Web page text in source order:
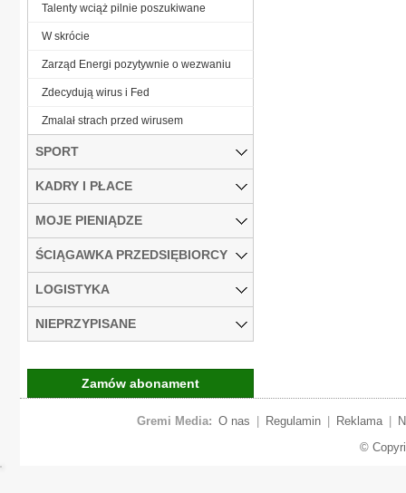
Talenty wciąż pilnie poszukiwane
W skrócie
Zarząd Energi pozytywnie o wezwaniu
Zdecydują wirus i Fed
Zmalał strach przed wirusem
SPORT
KADRY I PŁACE
MOJE PIENIĄDZE
ŚCIĄGAWKA PRZEDSIĘBIORCY
LOGISTYKA
NIEPRZYPISANE
Zamów abonament
Gremi Media: O nas Regulamin Reklama
©